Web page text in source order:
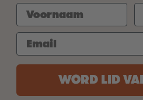
WORD LID